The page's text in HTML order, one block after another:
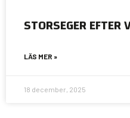
STORSEGER
LÄS MER »
18 december, 2025